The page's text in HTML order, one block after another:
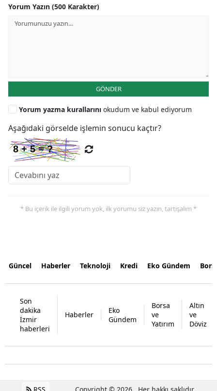
Yorum Yazın (500 Karakter)
GÖNDER
Yorum yazma kurallarını okudum ve kabul ediyorum
Aşağıdaki görselde işlemin sonucu kaçtır?
* Bu içerik ile ilgili yorum yok, ilk yorumu siz yazın, tartışalım *
Güncel Haberler Teknoloji Kredi Eko Gündem
Son
dakika
İzmir
haberleri
Haberler
Eko
Gündem
Borsa
ve
Yatırım
Altın
ve
Döviz
RSS Copyright © 2026 . Her hakkı saklıdır.